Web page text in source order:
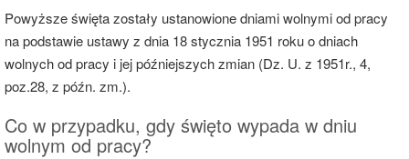
Powyższe święta zostały ustanowione dniami wolnymi od pracy
na podstawie ustawy z dnia 18 stycznia 1951 roku o dniach
wolnych od pracy i jej późniejszych zmian (Dz. U. z 1951r., 4,
poz.28, z późn. zm.).
Co w przypadku, gdy święto wypada w dniu
wolnym od pracy?